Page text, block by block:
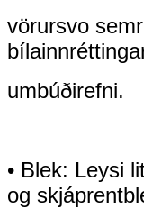
vörursvo sem
umbúðirefni.
• Blek: Leysi
og